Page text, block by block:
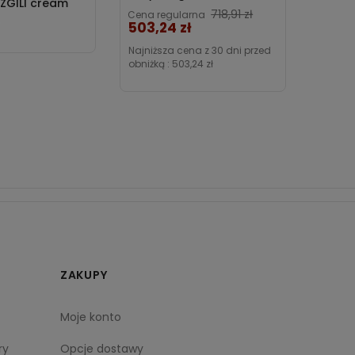
Poldaun
Cena regularna 718,91 zł
503,24 zł
Najniższa cena z 30 dni przed
obniżką : 503,24 zł
ZAKUPY
Moje konto
Opcje dostawy